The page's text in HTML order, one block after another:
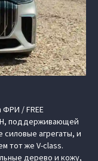
ФРИ / FREE
поддерживающей
агрегаты, и
тот же V-class.
дерево и кожу,